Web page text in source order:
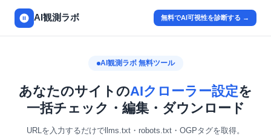
AI観測ラボ 無料でAI可視性を診断する →
AI観測ラボ 無料ツール
あなたのサイトのAIクローラー設定を
一括チェック・編集・ダウンロード
URLを入力するだけでllms.txt・robots.txt・OGPタグを取得。